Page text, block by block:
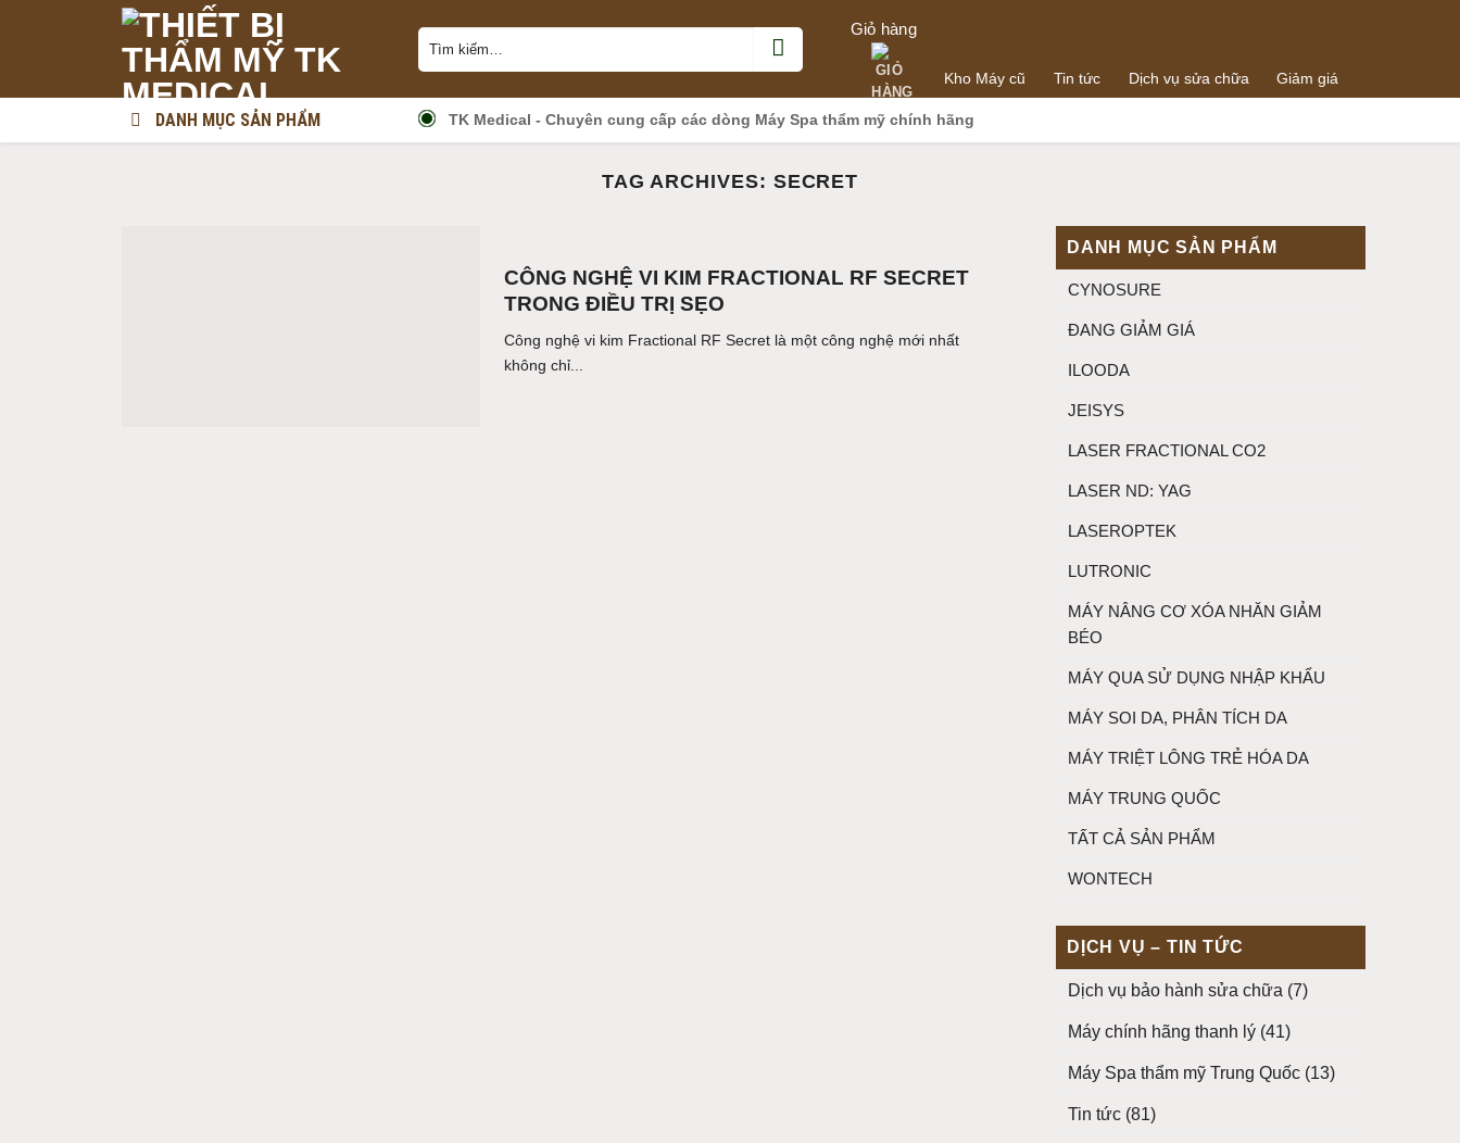
Tìm
kiếm:
Giỏ hàng
Kho Máy cũ Tin tức Dịch vụ sửa chữa Giảm giá
DANH MỤC SẢN PHẨM TK Medical - Chuyên cung cấp các dòng Máy Spa thẩm mỹ chính hãng
TAG ARCHIVES: SECRET
CÔNG NGHỆ VI KIM FRACTIONAL RF SECRET
TRONG ĐIỀU TRỊ SẸO
Công nghệ vi kim Fractional RF Secret là một công nghệ mới nhất
không chỉ...
DANH MỤC SẢN PHẨM
CYNOSURE
ĐANG GIẢM GIÁ
ILOODA
JEISYS
LASER FRACTIONAL CO2
LASER ND: YAG
LASEROPTEK
LUTRONIC
MÁY NÂNG CƠ XÓA NHĂN GIẢM
BÉO
MÁY QUA SỬ DỤNG NHẬP KHẨU
MÁY SOI DA, PHÂN TÍCH DA
MÁY TRIỆT LÔNG TRẺ HÓA DA
MÁY TRUNG QUỐC
TẤT CẢ SẢN PHẨM
WONTECH
DỊCH VỤ – TIN TỨC
Dịch vụ bảo hành sửa chữa (7)
Máy chính hãng thanh lý (41)
Máy Spa thẩm mỹ Trung Quốc (13)
Tin tức (81)